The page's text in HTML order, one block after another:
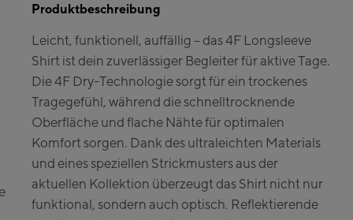
Flagshipstore Kaprun
Maiskogelbahn
Talstation / Valley
station
Kitzsteinhorn
Alpincenter
(Bergstation / Top
station)
Bikeworld Kaprun
Kaprun Outlet
Bike-Servicecenter
Kaprun
Klicke hierfür einfach auf folgenden Link.
Click & Reserve zulassen
Produktbeschreibung
Leicht, funktionell, auffällig – das 4F Longsleeve
Shirt ist dein zuverlässiger Begleiter für aktive Tage.
Die 4F Dry-Technologie sorgt für ein trockenes
Tragegefühl, während die schnelltrocknende
Oberfläche und flache Nähte für optimalen
Komfort sorgen. Dank des ultraleichten Materials
und eines speziellen Strickmusters aus der
aktuellen Kollektion überzeugt das Shirt nicht nur
funktional, sondern auch optisch. Reflektierende